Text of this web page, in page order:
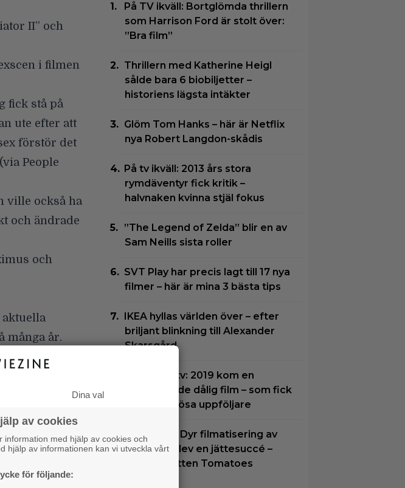
II” och
i filmen
fick stå på
ute efter att
förstör det
People
ville också ha
och ändrade
och
aktuella
många år.
gnäller på
49 år i
På TV ikväll: Bortglömda thrillern
som Harrison Ford är stolt över:
”Bra film”
Thrillern med Katherine Heigl
sålde bara 6 biobiljetter –
historiens lägsta intäkter
Glöm Tom Hanks – här är Netflix
nya Robert Langdon-skådis
På tv ikväll: 2013 års stora
rymdäventyr fick kritik –
halvnaken kvinna stjäl fokus
”The Legend of Zelda” blir en av
Sam Neills sista roller
SVT Play har precis lagt till 17 nya
filmer – här är mina 3 bästa tips
IKEA hyllas världen över – efter
briljant blinkning till Alexander
Skarsgård
Undvik på tv: 2019 kom en
skrämmande dålig film – som fick
fyra värdelösa uppföljare
Inatt på tv: Dyr filmatisering av
klassiker blev en jättesuccé –
97% på Rotten Tomatoes
Dina val
av cookies
information med hjälp av cookies och
hjälp av informationen kan vi utveckla vårt
för följande: